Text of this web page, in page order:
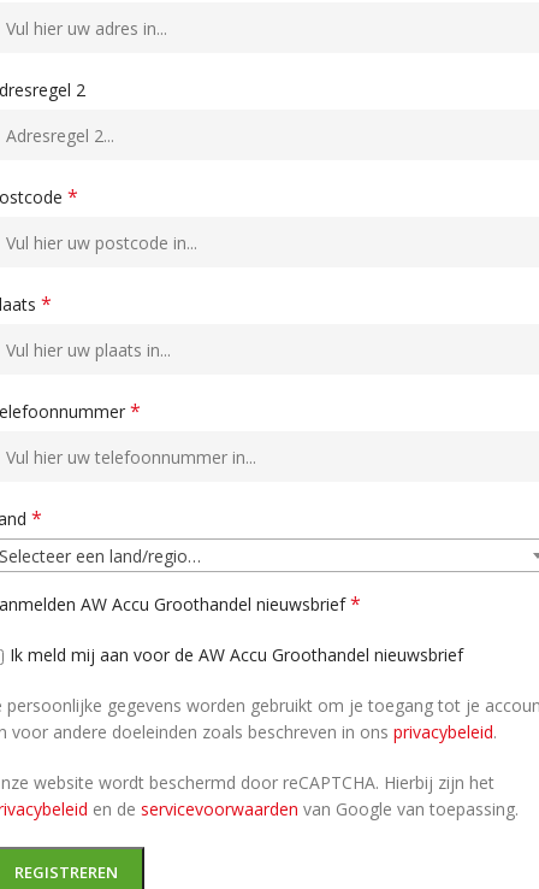
2
*
*
*
*
Selecteer een land/regio…
AW Accu Groothandel nieuwsbrief*
Ik meld mij aan voor de AW Accu Groothandel nieuwsbrief
persoonlijke gegevens worden gebruikt om je toegang tot je
voor andere doeleinden zoals beschreven in ons privacybeleid.
website wordt beschermd door reCAPTCHA. Hierbij zijn het
en de servicevoorwaarden van Google van toepassing.
REGISTREREN